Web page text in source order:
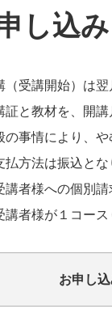
し込
（受講開始）は翌
証と教材を、開
の事情により、
払方法は振込と
講者様への個別請
講者様が１コース
お申し